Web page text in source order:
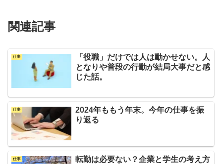
関連記事
仕事
「役職」だけでは人は動かせない。人
となりや普段の行動が結局大事だと感
じた話。
仕事
2024年ももう年末。今年の仕事を振
り返る
仕事
転勤は必要ない？企業と学生の考え方